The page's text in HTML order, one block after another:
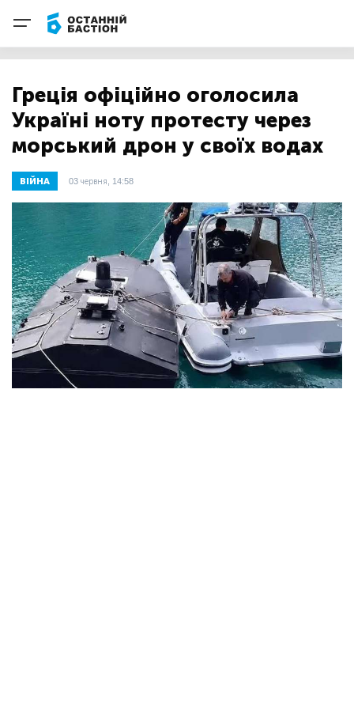
Греція офіційно оголосила
Україні ноту протесту через
морський дрон у своїх водах
ВІЙНА 03 червня, 14:58